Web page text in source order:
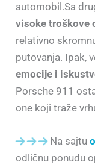
automobil.Sa
visoke troškove
relativno
putovanja. Ipak,
emocije i
Porsche 911
one koji traže
Na sajtu
odličnu ponudu